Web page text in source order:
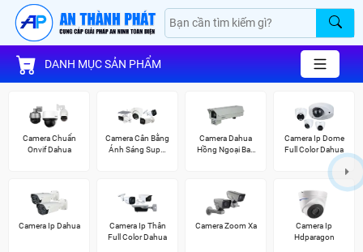
DANH MỤC SẢN PHẨM
Camera Chuẩn
Onvif Dahua
Camera Cân Bằng
Ánh Sáng Super
Camera Dahua
Hồng Ngoại Ban
Camera Ip Dome
Full Color Dahua
Camera Ip Dahua
Camera Ip Thân
Full Color Dahua
Camera Zoom Xa
Camera Ip
Hdparagon